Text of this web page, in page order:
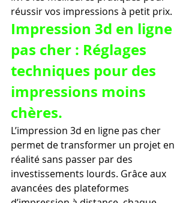
réussir vos impressions à petit prix.
Impression 3d en ligne
pas cher : Réglages
techniques pour des
impressions moins
chères.
L’impression 3d en ligne pas cher
permet de transformer un projet en
réalité sans passer par des
investissements lourds. Grâce aux
avancées des plateformes